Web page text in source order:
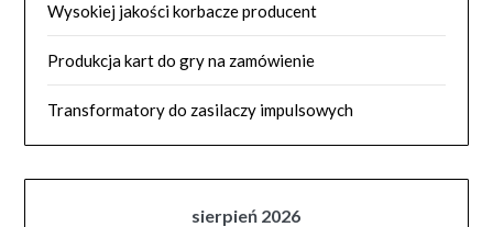
Wysokiej jakości korbacze producent
Produkcja kart do gry na zamówienie
Transformatory do zasilaczy impulsowych
sierpień 2026